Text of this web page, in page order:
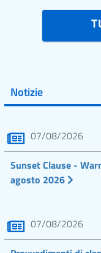
Notizie
07/08/2026
Sunset Clause -
agosto 2026
07/08/2026